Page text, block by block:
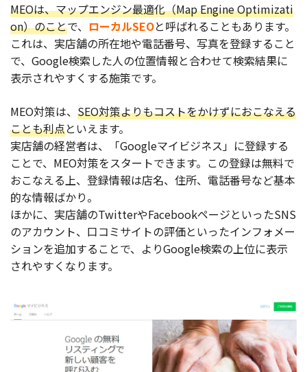
MEOは、マップエンジン最適化（Map Engine Optimizati
on）のことで、 ローカルSEOと呼ばれることもあります。
これは、実店舗の所在地や電話番号、写真を登録すること
で、Google検索した人の位置情報と合わせて検索結果に
表示されやすくする施策です。
MEO対策は、 SEO対策よりもコストをかけずにおこなえる
ことも利点といえます。
実店舗の経営者は、「Googleマイビジネス」に登録する
ことで、MEO対策をスタートできます。この登録は無料で
おこなえる上、登録情報は店名、住所、電話番号など基本
的な情報ばかり。
ほかに、実店舗のTwitterやFacebookページといったSNS
のアカウント、口コミサイトの評価といったインフォメー
ションを追加することで、よりGoogle検索の上位に表示
されやすくなります。